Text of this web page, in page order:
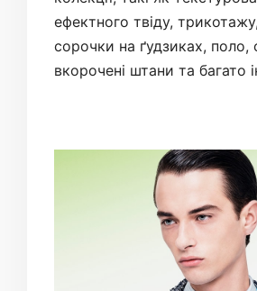
ефектного твіду,
сорочки на ґудзиках, поло,
вкорочені штани та багато